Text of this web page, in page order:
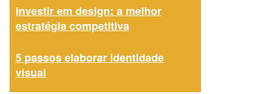
Investir em design: a melhor
estratégia competitiva
5 passos elaborar identidade
visual